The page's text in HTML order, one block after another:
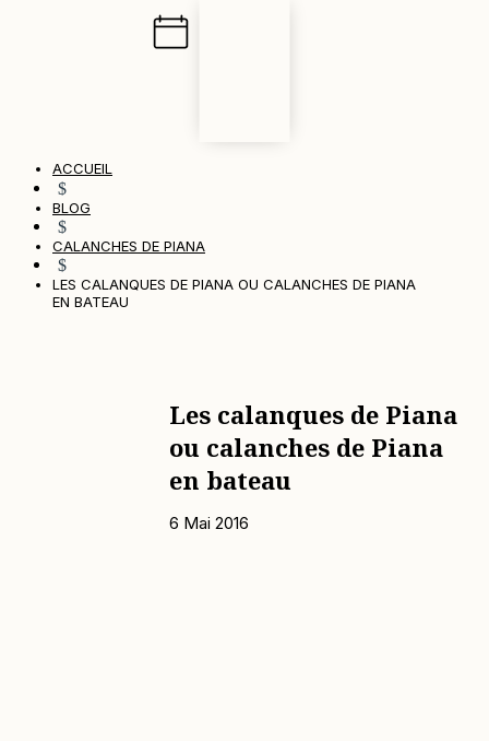
ACCUEIL
$
BLOG
$
CALANCHES DE PIANA
$
LES CALANQUES DE PIANA OU CALANCHES DE PIANA
EN BATEAU
Les calanques de Piana
ou calanches de Piana
en bateau
6 Mai 2016